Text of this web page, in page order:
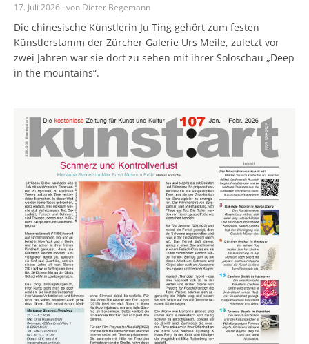
17. Juli 2026 · von Dieter Begemann
Die chinesische Künstlerin Ju Ting gehört zum festen
Künstlerstamm der Zürcher Galerie Urs Meile, zuletzt vor
zwei Jahren war sie dort zu sehen mit ihrer Soloschau „Deep
in the mountains“.